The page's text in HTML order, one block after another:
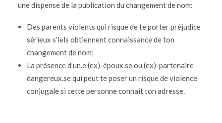
une dispense de la publication du changement de nom:
Des parents violents qui risque de te porter préjudice
sérieux s’iels obtiennent connaissance de ton
changement de nom;
La présence d’un.e (ex)-époux.se ou (ex)-partenaire
dangereux.se qui peut te poser un risque de violence
conjugale si cette personne connaît ton adresse.